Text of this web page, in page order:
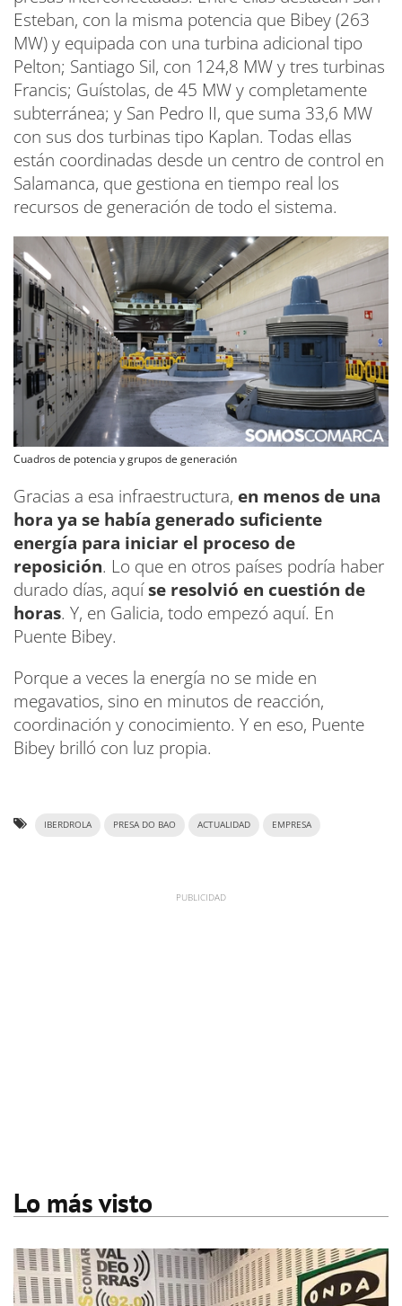
Esteban, con la misma potencia que Bibey (263
MW) y equipada con una turbina adicional tipo
Pelton; Santiago Sil, con 124,8 MW y tres turbinas
Francis; Guístolas, de 45 MW y completamente
subterránea; y San Pedro II, que suma 33,6 MW
con sus dos turbinas tipo Kaplan. Todas ellas
están coordinadas desde un centro de control en
Salamanca, que gestiona en tiempo real los
recursos de generación de todo el sistema.
Cuadros de potencia y grupos de generación
Gracias a esa infraestructura, en menos de una
hora ya se había generado suficiente
energía para iniciar el proceso de
reposición. Lo que en otros países podría haber
durado días, aquíse resolvió en cuestión de
horas. Y, en Galicia, todo empezó aquí. En
Puente Bibey.
Porque a veces la energía no se mide en
megavatios, sino en minutos de reacción,
coordinación y conocimiento. Y en eso, Puente
Bibey brilló con luz propia.
IBERDROLA PRESA DO BAO ACTUALIDAD EMPRESA
Lo más visto